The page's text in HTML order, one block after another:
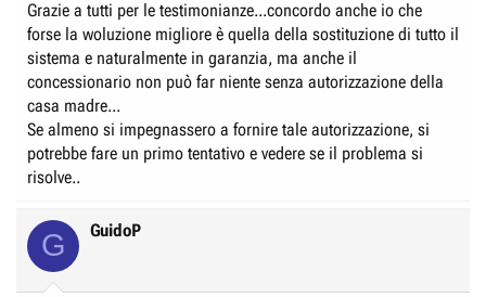
Grazie a tutti per le testimonianze...concordo anche io che
forse la woluzione migliore è quella della sostituzione di tutto il
sistema e naturalmente in garanzia, ma anche il
concessionario non può far niente senza autorizzazione della
casa madre...
Se almeno si impegnassero a fornire tale autorizzazione, si
potrebbe fare un primo tentativo e vedere se il problema si
risolve..
G GuidoP